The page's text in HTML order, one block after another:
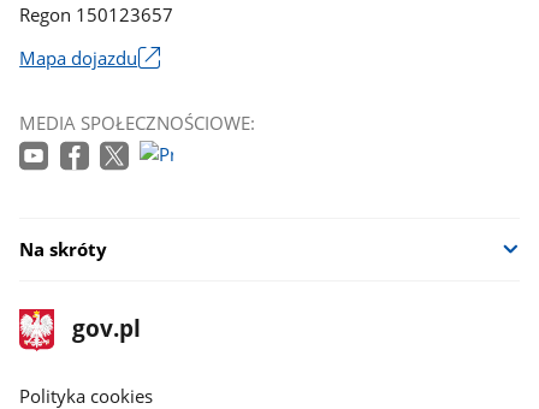
Regon 150123657
Mapa dojazdu
się
w
MEDIA SPOŁECZNOŚCIOWE:
Na skróty
stopka
gov.pl
Strona
gov.pl
gov.pl
Polityka cookies